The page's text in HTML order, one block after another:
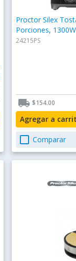
Proctor Silex
Porciones, 1300W
24215PS
local_shipping $154.00
Agregar a
check_box_outline_blank Comparar